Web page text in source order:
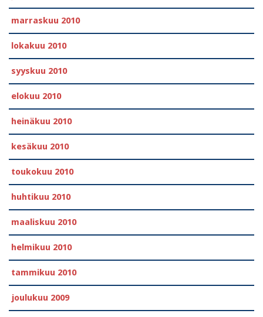
marraskuu 2010
lokakuu 2010
syyskuu 2010
elokuu 2010
heinäkuu 2010
kesäkuu 2010
toukokuu 2010
huhtikuu 2010
maaliskuu 2010
helmikuu 2010
tammikuu 2010
joulukuu 2009